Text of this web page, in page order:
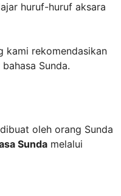
huruf-huruf aksara
kami rekomendasikan
Sunda.
oleh orang Sunda
Sunda melalui